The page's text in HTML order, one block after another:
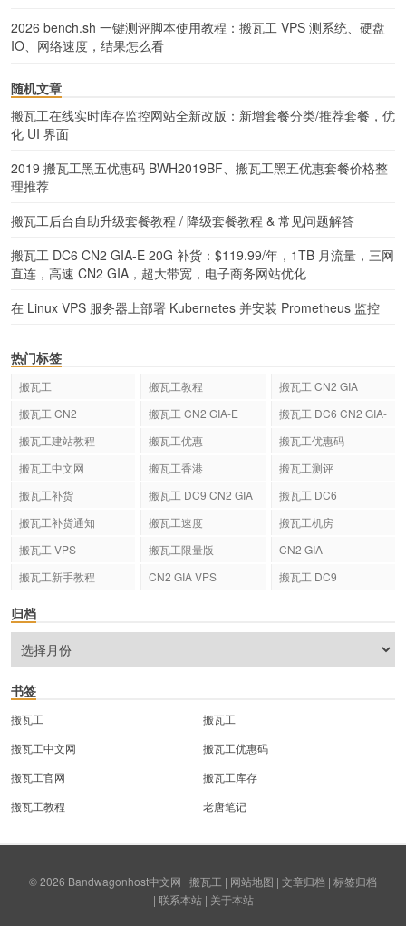
2026 bench.sh 一键测评脚本使用教程：搬瓦工 VPS 测系统、硬盘
IO、网络速度，结果怎么看
随机文章
搬瓦工在线实时库存监控网站全新改版：新增套餐分类/推荐套餐，优
化 UI 界面
2019 搬瓦工黑五优惠码 BWH2019BF、搬瓦工黑五优惠套餐价格整
理推荐
搬瓦工后台自助升级套餐教程 / 降级套餐教程 & 常见问题解答
搬瓦工 DC6 CN2 GIA-E 20G 补货：$119.99/年，1TB 月流量，三网
直连，高速 CN2 GIA，超大带宽，电子商务网站优化
在 Linux VPS 服务器上部署 Kubernetes 并安装 Prometheus 监控
热门标签
搬瓦工 搬瓦工教程
搬瓦工 CN2 GIA
搬瓦工 CN2
搬瓦工 CN2 GIA-E
搬瓦工 DC6 CN2 GIA-
搬瓦工建站教程 搬瓦工优惠
搬瓦工优惠码
搬瓦工中文网
搬瓦工香港
搬瓦工测评
搬瓦工补货
搬瓦工 DC9 CN2 GIA
搬瓦工 DC6
搬瓦工补货通知
搬瓦工速度
搬瓦工机房
搬瓦工 VPS
搬瓦工限量版
CN2 GIA
搬瓦工新手教程
CN2 GIA VPS 搬瓦工 DC9
归档
书签
搬瓦工
搬瓦工
搬瓦工中文网
搬瓦工优惠码
搬瓦工官网
搬瓦工库存
搬瓦工教程
老唐笔记
© 2026 Bandwagonhost中文网 搬瓦工 | 网站地图 | 文章归档 | 标签归档
| 联系本站| 关于本站